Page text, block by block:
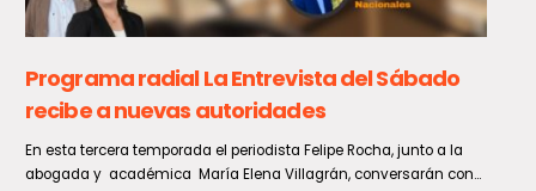
GORE Maule solicita medidas para convertir al
Paso Pehuenche en una alternativa